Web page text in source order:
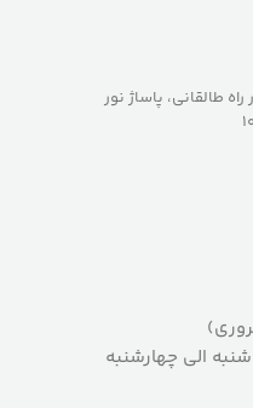
راه طالقانی، پاساژ نور